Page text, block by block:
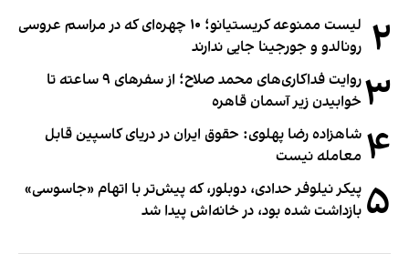
۲
لیست ممنوعه کریستیانو؛ ۱۰ چهره‌ای که در مراسم عروسی
رونالدو و جورجینا جایی ندارند
۳
روایت فداکاری‌های محمد صلاح؛ از سفرهای ۹ ساعته تا
خوابیدن زیر آسمان قاهره
۴ شاهزاده رضا پهلوی: حقوق ایران در دریای کاسپین قابل
معامله نیست
۵ پیکر نیلوفر حدادی، دوبلور، که پیش‌تر با اتهام «جاسوسی»
بازداشت شده بود، در خانه‌اش پیدا شد